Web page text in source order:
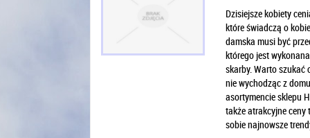
Dzisiejsze kobiety
które świadczą o
damska musi być
którego jest
skarby. Warto szukać
nie wychodząc z
asortymencie sklepu
także atrakcyjne ceny
sobie najnowsze